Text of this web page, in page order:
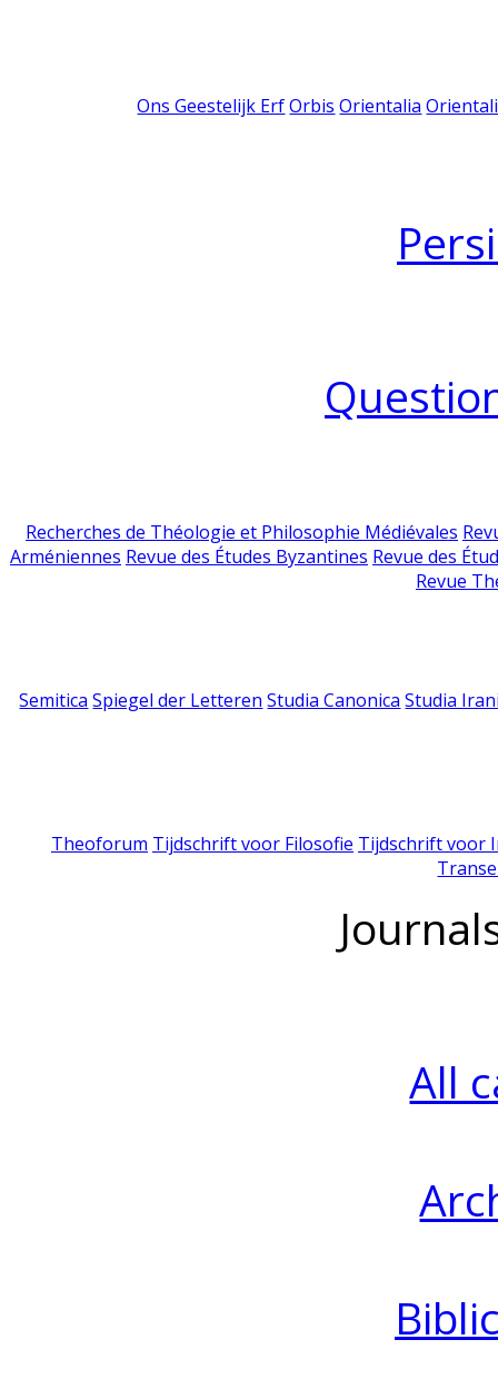
Ons Geestelijk Erf Orbis Orientalia
Recherches de Théologie et Philosophie Médiévales
Arméniennes Revue des Études Byzantines Revue des
Revue
Semitica Spiegel der Letteren Studia Canonica Studia
Theoforum Tijdschrift voor Filosofie Tijdschrift voor
All